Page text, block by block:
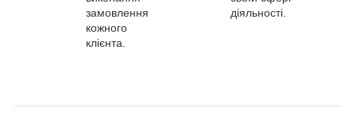
замовлення
кожного
клієнта.
діяльності.